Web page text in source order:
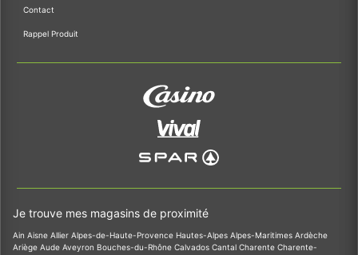
Contact
Rappel Produit
Je trouve mes magasins de proximité
Ain Aisne Allier Alpes-de-Haute-Provence Hautes-Alpes Alpes-Maritimes Ardèche
Ariège Aude Aveyron Bouches-du-Rhône Calvados Cantal Charente Charente-